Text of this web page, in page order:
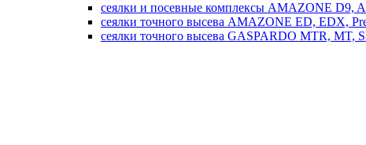
сеялки и посевные комплексы AMAZONE D9,
сеялки точного высева AMAZONE ED, EDX,
сеялки точного высева GASPARDO MTR, MT,